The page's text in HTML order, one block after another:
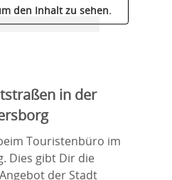
den Inhalt zu sehen.
in der
Touristenbüro im
Dies gibt Dir die
der Stadt